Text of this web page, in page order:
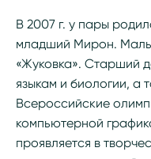
В 2007 г. у пары
младший Мирон.
«Жуковка». Старший
языкам и биологии, а
Всероссийские
компьютерной
проявляется в